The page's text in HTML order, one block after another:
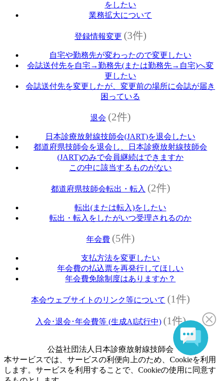
をしたい
業務拡大について
登録情報変更 (3件)
自宅や勤務先が変わったので変更したい
会誌送付先を自宅→勤務先(または勤務先→自宅)へ変
更したい
会誌送付先を変更したが、変更前の場所に会誌が届き
困っている
退会 (2件)
日本診療放射線技師会(JART)を退会したい
都道府県技師会を退会し、日本診療放射線技師会
(JART)のみで会員継続はできますか
この中に該当するものがない
都道府県技師会転出・転入 (2件)
転出(または転入)をしたい
転出・転入をしたがいつ受理されるのか
年会費 (5件)
支払方法を変更したい
年会費の払込票を再発行してほしい
年会費免除制度はありますか？
本会ウェブサイトのリンク等について (1件)
入会･退会･年会費等 (生成AI試行中) (1件)
公益社団法人日本診療放射線技師会
本サービスでは、サービスの利便向上のため、Cookieを利用
します。サービスを利用することで、Cookieの使用に同意す